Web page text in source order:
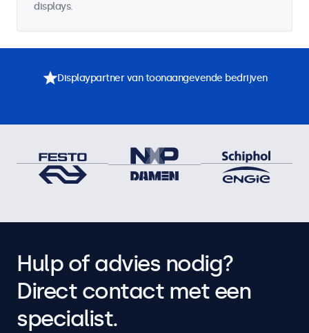
displays.
Displaypartner van toonaangevende bedrijven
Hulp of advies nodig?
Direct contact met een
specialist.